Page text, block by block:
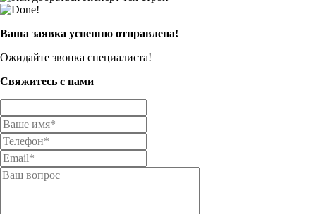
Ваша заявка успешно отправлена!
Ожидайте звонка специалиста!
Свяжитесь с нами